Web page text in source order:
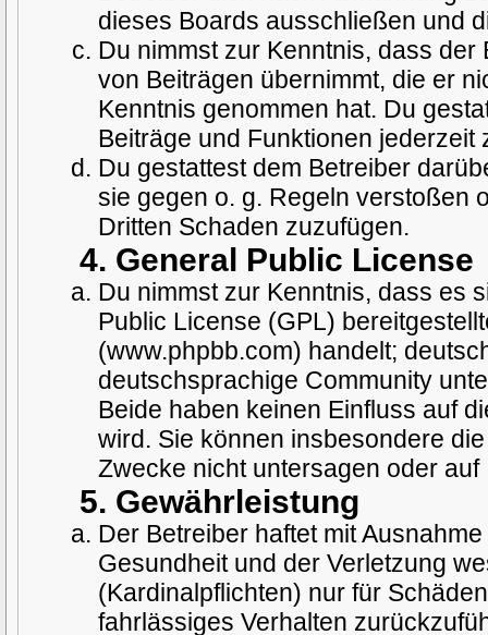
dieses Boards ausschließen und
Du nimmst zur Kenntnis, dass
von Beiträgen übernimmt, die er
Kenntnis genommen hat. Du
Beiträge und Funktionen
Du gestattest dem Betreiber
sie gegen o. g. Regeln verstoßen
Dritten Schaden zuzufügen.
4. General Public License
Du nimmst zur Kenntnis, dass es
Public License (GPL)
(www.phpbb.com) handelt;
deutschsprachige Community
Beide haben keinen Einfluss auf
wird. Sie können insbesondere
Zwecke nicht untersagen oder
5. Gewährleistung
Der Betreiber haftet mit
Gesundheit und der Verletzung
(Kardinalpflichten) nur für
fahrlässiges Verhalten